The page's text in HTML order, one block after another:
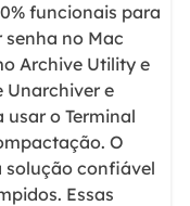
funcionais para
no Mac
Archive Utility e
Unarchiver e
o Terminal
O
solução confiável
Essas